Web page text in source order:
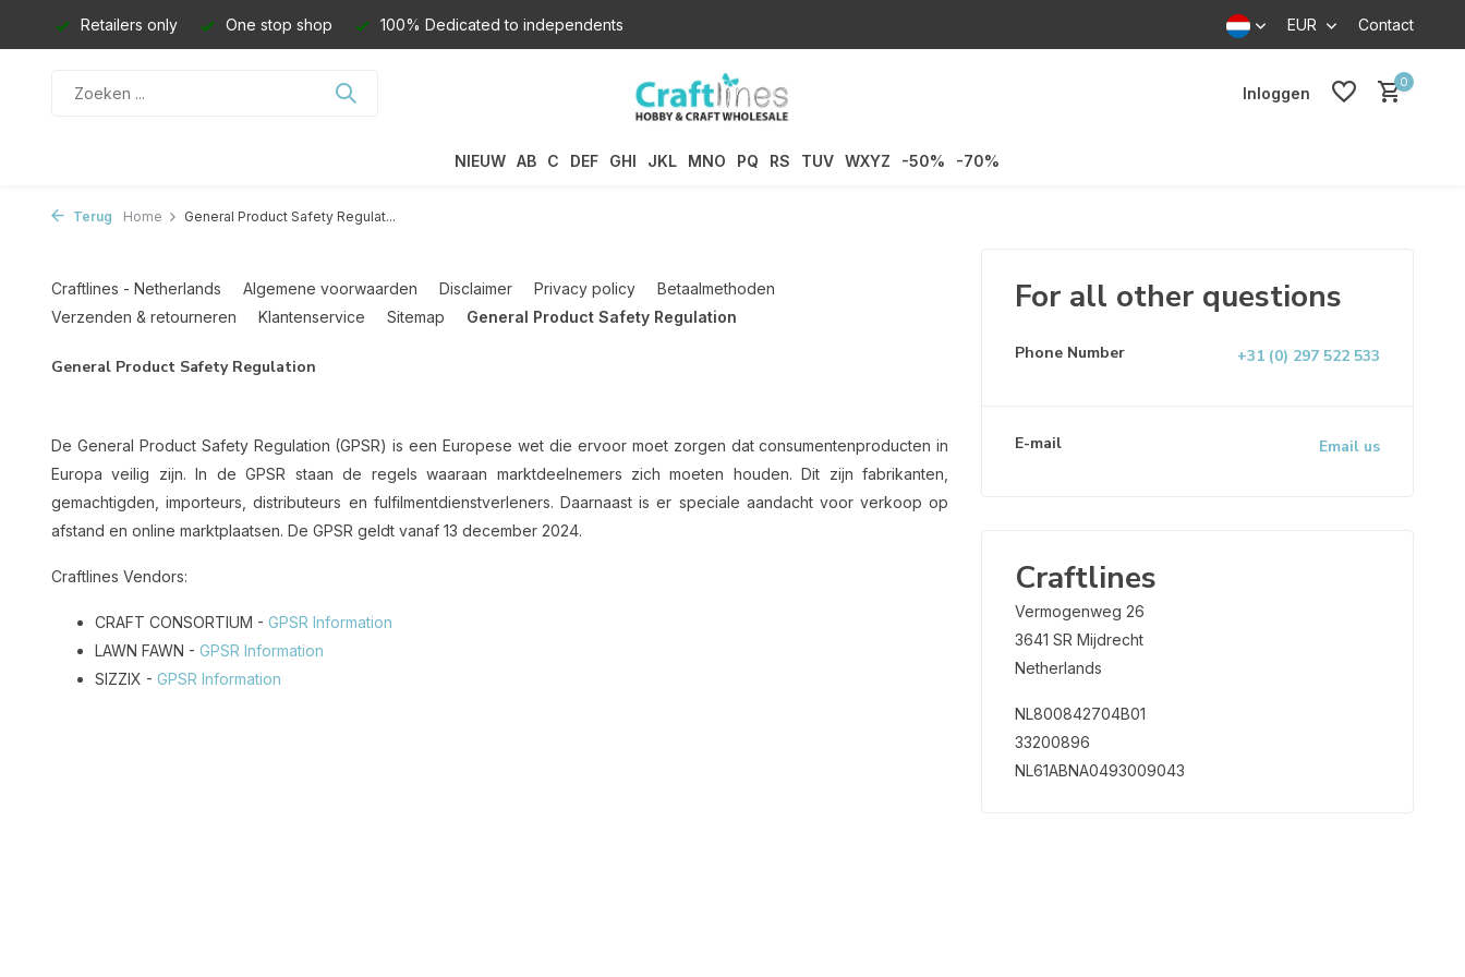
Retailers only One stop shop 100% Dedicated to independents EUR Contact
Inloggen
0
NIEUW AB C DEF GHI JKL MNO PQ RS TUV WXYZ -50% -70%
Terug Home General Product Safety Regulat...
Craftlines - Netherlands Algemene voorwaarden Disclaimer Privacy policy
Betaalmethoden
Verzenden & retourneren
Klantenservice Sitemap General Product Safety Regulation
General Product Safety Regulation
De General Product Safety Regulation (GPSR) is een Europese wet die ervoor moet zorgen dat consumentenproducten in
Europa veilig zijn. In de GPSR staan de regels waaraan marktdeelnemers zich moeten houden. Dit zijn fabrikanten,
gemachtigden, importeurs, distributeurs en fulfilmentdienstverleners. Daarnaast is er speciale aandacht voor verkoop op
afstand en online marktplaatsen. De GPSR geldt vanaf 13 december 2024.
Craftlines Vendors:
CRAFT CONSORTIUM - GPSR Information
LAWN FAWN - GPSR Information
SIZZIX - GPSR Information
For all other questions
Phone Number +31 (0) 297 522 533
E-mail Email us
Craftlines
Vermogenweg 26
3641 SR Mijdrecht
Netherlands
NL800842704B01
33200896
NL61ABNA0493009043